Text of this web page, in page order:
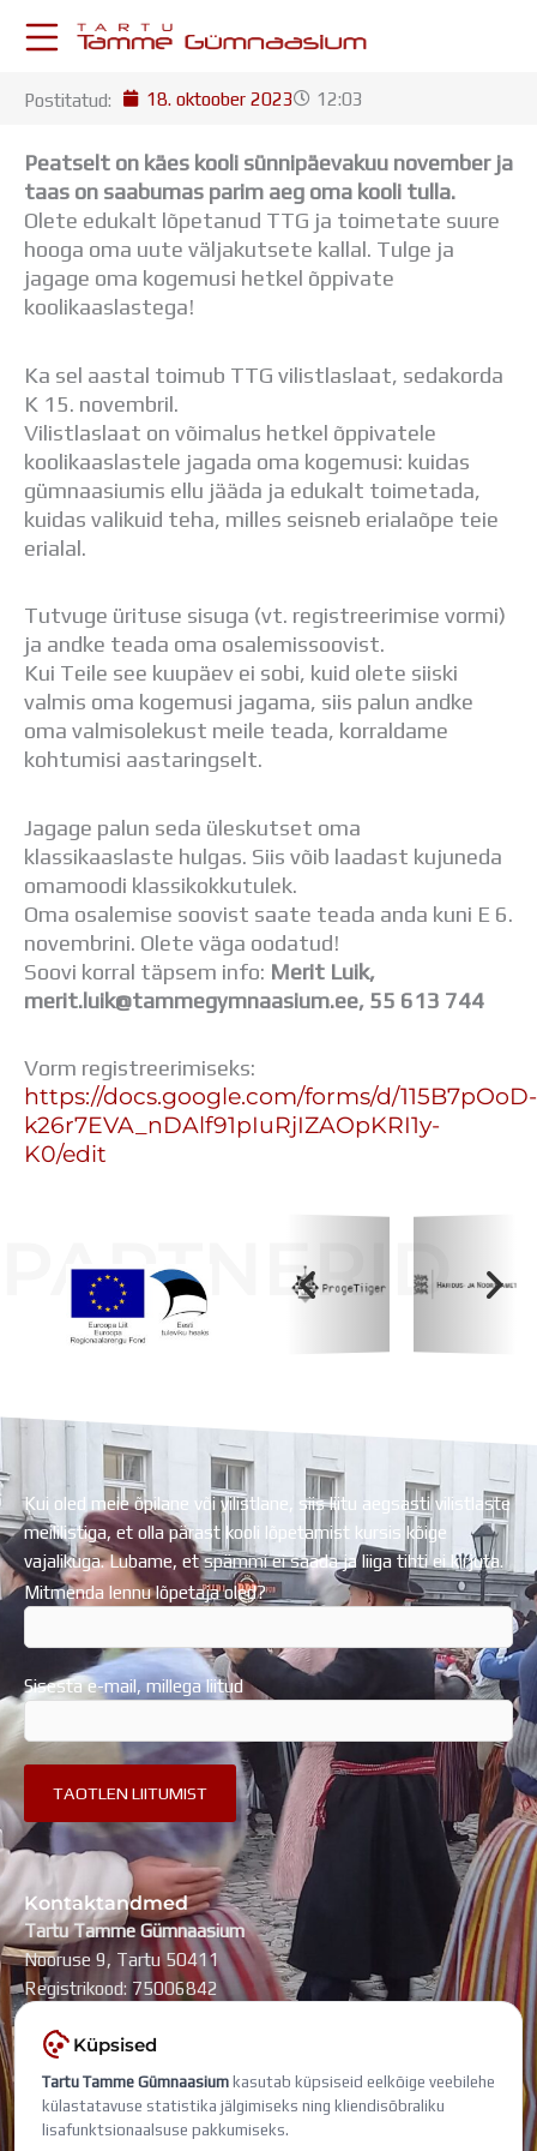
KESKKONNAD
Postkast
Drive
Tamme TV
Tamme Leht
Kooliraadio
Koorilaul
Tunniplaan
Aastaplaan
Õppekava
Ainepassid
Huviringid
Õpilastööd (UPT)
Projektid
ÜLDINFO
Sisseastumine
Meie kool
Dokumendid
Uudised
Toitlustamine
Virtuaaltuur
Õpilasesindus
Kontaktid
Tööpakkumised
Postitatud: 18. oktoober 2023 12:03
Peatselt on käes kooli sünnipäevakuu november ja
taas on saabumas parim aeg oma kooli tulla.
Olete edukalt lõpetanud TTG ja toimetate suure
hooga oma uute väljakutsete kallal. Tulge ja
jagage oma kogemusi hetkel õppivate
koolikaaslastega!
Ka sel aastal toimub TTG vilistlaslaat, sedakorda
K 15. novembril.
Vilistlaslaat on võimalus hetkel õppivatele
koolikaaslastele jagada oma kogemusi: kuidas
gümnaasiumis ellu jääda ja edukalt toimetada,
kuidas valikuid teha, milles seisneb erialaõpe teie
erialal.
Tutvuge ürituse sisuga (vt. registreerimise vormi)
ja andke teada oma osalemissoovist.
Kui Teile see kuupäev ei sobi, kuid olete siiski
valmis oma kogemusi jagama, siis palun andke
oma valmisolekust meile teada, korraldame
kohtumisi aastaringselt.
Jagage palun seda üleskutset oma
klassikaaslaste hulgas. Siis võib laadast kujuneda
omamoodi klassikokkutulek.
Oma osalemise soovist saate teada anda kuni E 6.
novembrini. Olete väga oodatud!
Soovi korral täpsem info: Merit Luik,
merit.luik@tammegymnaasium.ee, 55 613 744
Vorm registreerimiseks:
https://docs.google.com/forms/d/115B7pOoD-
k26r7EVA_nDAlf91pIuRjIZAOpKRI1y-
K0/edit
PARTNERID
Kui oled meie õpilane või vilistlane, siis liitu aegsasti vilistlaste
meililistiga, et olla pärast kooli lõpetamist kursis kõige
vajalikuga. Lubame, et spämmi ei saada ja liiga tihti ei kirjuta.
Mitmenda lennu lõpetaja oled?
Sisesta e-mail, millega liitud
Kontaktandmed
Tartu Tamme Gümnaasium
Nooruse 9, Tartu 50411
Registrikood: 75006842
KONTAKTID
SearchSearch
Küpsised
Tartu Tamme Gümnaasium kasutab küpsiseid eelkõige veebilehe
külastatavuse statistika jälgimiseks ning kliendisõbraliku
lisafunktsionaalsuse pakkumiseks.